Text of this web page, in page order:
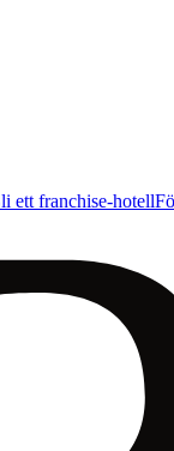
ett franchise-hotell